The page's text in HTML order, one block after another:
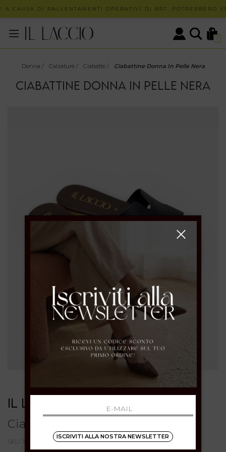
A CAUSA DI RALLENTAMENTI OPERATIVI DI BRT, POTREBBERO
0
Donna / Calzature/ Ciabatte/ Ciabattine Donna In Pelle Nera
CIABATTINE DONNA IN PELLE NERA
IL LACCIO
Ciabattine donna in pelle nera
SKU: 1080PELLENERO
ISCRIVITI ALLA NOSTRA NEWSLETTER